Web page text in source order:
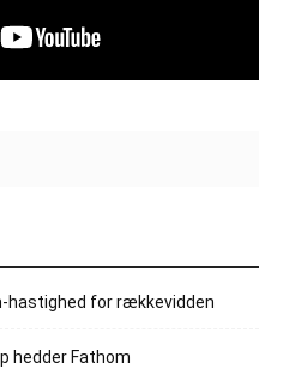
hastighed for rækkevidden
hedder Fathom